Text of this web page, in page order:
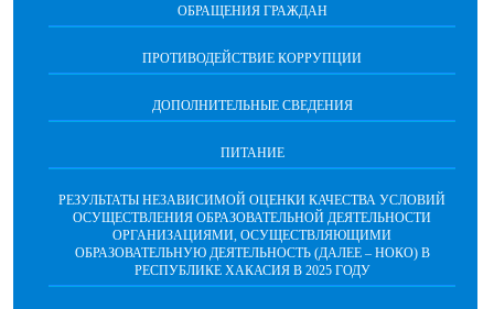
ОБРАЩЕНИЯ ГРАЖДАН
ПРОТИВОДЕЙСТВИЕ КОРРУПЦИИ
ДОПОЛНИТЕЛЬНЫЕ СВЕДЕНИЯ
ПИТАНИЕ
РЕЗУЛЬТАТЫ НЕЗАВИСИМОЙ ОЦЕНКИ КАЧЕСТВА УСЛОВИЙ
ОСУЩЕСТВЛЕНИЯ ОБРАЗОВАТЕЛЬНОЙ ДЕЯТЕЛЬНОСТИ
ОРГАНИЗАЦИЯМИ, ОСУЩЕСТВЛЯЮЩИМИ
ОБРАЗОВАТЕЛЬНУЮ ДЕЯТЕЛЬНОСТЬ (ДАЛЕЕ – НОКО) В
РЕСПУБЛИКЕ ХАКАСИЯ В 2025 ГОДУ